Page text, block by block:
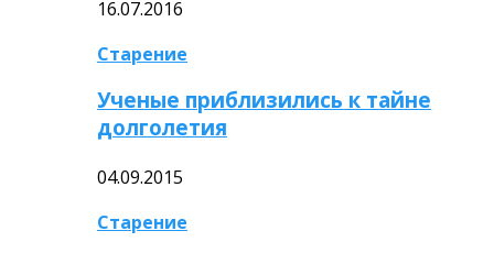
16.07.2016
Старение
Ученые приблизились к тайне
долголетия
04.09.2015
Старение